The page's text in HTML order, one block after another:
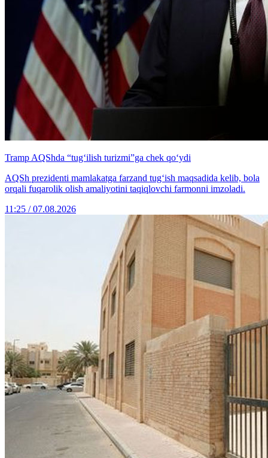
Tramp AQShda “tug‘ilish turizmi”ga chek qo‘ydi
AQSh prezidenti mamlakatga farzand tug‘ish maqsadida kelib, bola
orqali fuqarolik olish amaliyotini taqiqlovchi farmonni imzoladi.
11:25 / 07.08.2026